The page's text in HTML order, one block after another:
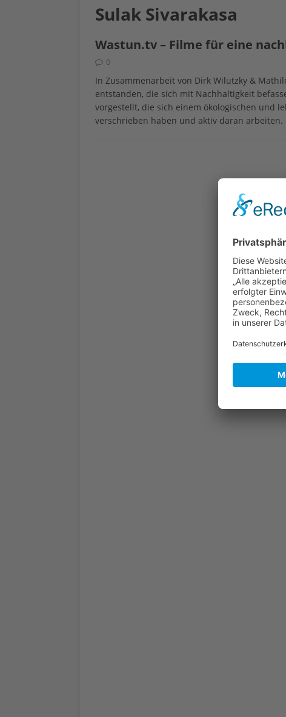
ALLGEMEIN
[ 24. März 2023 ] Töpfern per
[ 12. Juni 2014 ] Grasmilben
Jucken auf acht Beinen…
Sulak Sivarakasa
Wastun.tv – Filme für eine
0
In Zusammenarbeit von Dirk Wilutzky &
entstanden, die sich mit Nachhaltigkeit
vorgestellt, die sich einem ökologischen und
verschrieben haben und aktiv daran arbeiten.